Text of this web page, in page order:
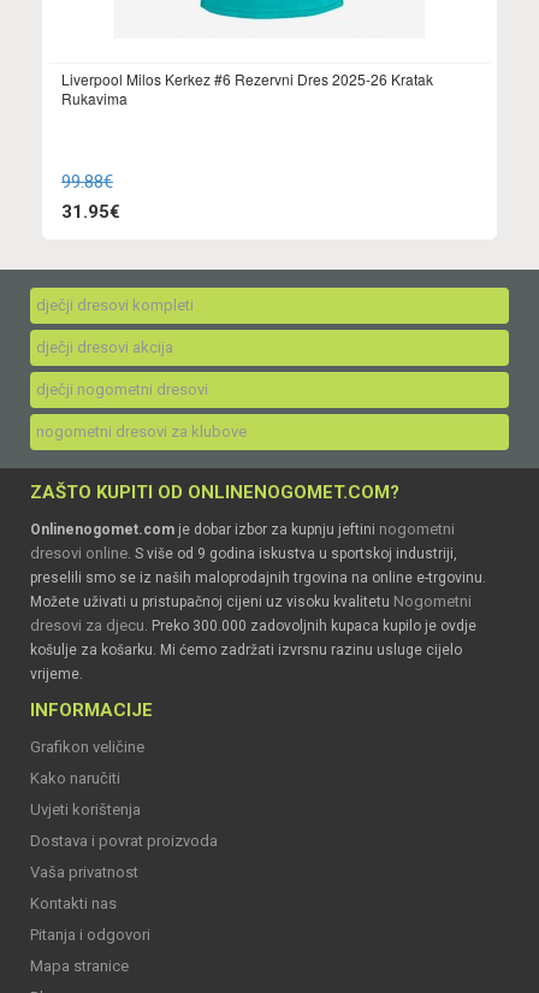
Liverpool Milos Kerkez #6 Rezervni Dres 2025-26 Kratak
Rukavima
99.88€
31.95€
dječji dresovi kompleti
dječji dresovi akcija
dječji nogometni dresovi
nogometni dresovi za klubove
ZAŠTO KUPITI OD ONLINENOGOMET.COM?
Onlinenogomet.com je dobar izbor za kupnju jeftini nogometni
dresovi online. S više od 9 godina iskustva u sportskoj industriji,
preselili smo se iz naših maloprodajnih trgovina na online e-trgovinu.
Možete uživati u pristupačnoj cijeni uz visoku kvalitetu Nogometni
dresovi za djecu. Preko 300.000 zadovoljnih kupaca kupilo je ovdje
košulje za košarku. Mi ćemo zadržati izvrsnu razinu usluge cijelo
vrijeme.
INFORMACIJE
Grafikon veličine
Kako naručiti
Uvjeti korištenja
Dostava i povrat proizvoda
Vaša privatnost
Kontakti nas
Pitanja i odgovori
Mapa stranice